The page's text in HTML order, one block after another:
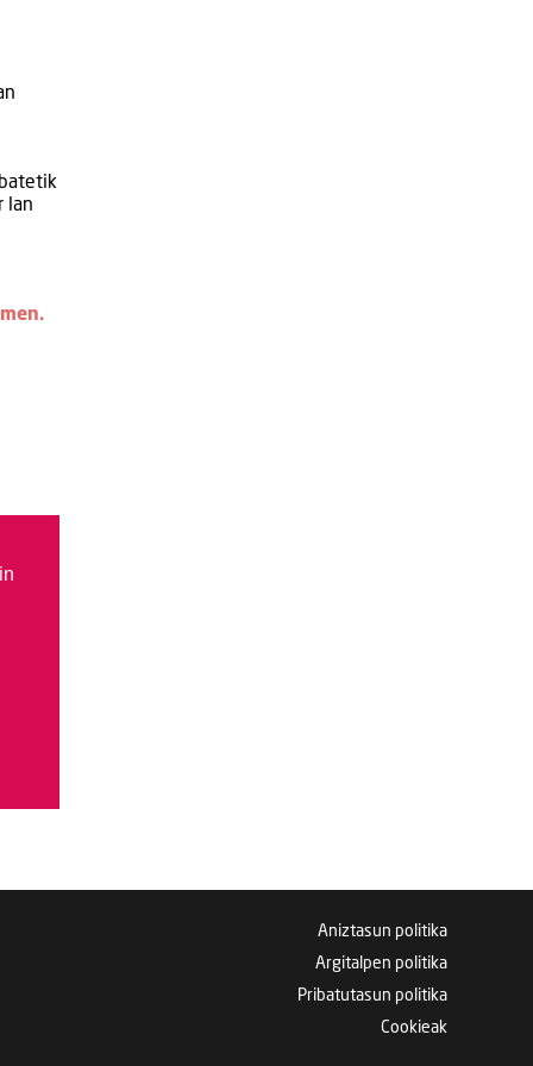
lan
Aniztasun politika
Argitalpen politika
Pribatutasun politika
Cookieak